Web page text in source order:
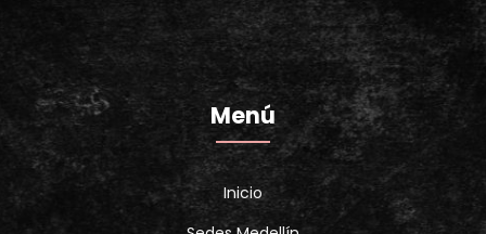
Menú
Inicio